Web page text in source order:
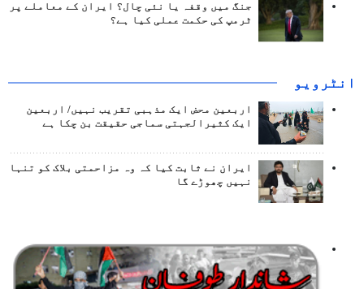
جنگ میں وقفہ یا نئی چال؟ ایران کے معاملے پر
ٹرمپ کی حکمت عملی کیا ہے؟
انٹرويو
اربعین محض ایک مذہبی تقریب نہیں/ اربعین
ایک کثیرالجہتی سماجی حقیقت بن چکا ہے
ایران نے ثابت کیا کہ وہ مزاحمتی بلاک کو تنہا
نہیں چھوڑے گا